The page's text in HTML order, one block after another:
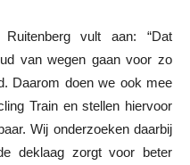
Ruitenberg vult aan: “Dat
van wegen gaan voor zo
Daarom doen we ook mee
Train en stellen hiervoor
Wij onderzoeken daarbij
deklaag zorgt voor beter